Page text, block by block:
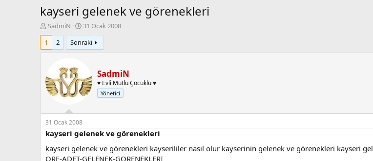
kayseri gelenek ve görenekleri
K
o
b
u
b
a
l
a
t
a
n
SadmiN
B
a
ş
l
g
ı
ç
a
i
h
i
31 Ocak 2008
1
2 Sonraki
SadmiN
♥ Evli Mutlu Çocuklu ♥
Yönetici
31 Ocak 2008
kayseri gelenek ve görenekleri
kayseri gelenek ve görenekleri kayserililer nasıl olur kayserinin gelenek ve görenekleri kayseri
ÖRF-ADET-GELENEK-GÖRENEKLERİ